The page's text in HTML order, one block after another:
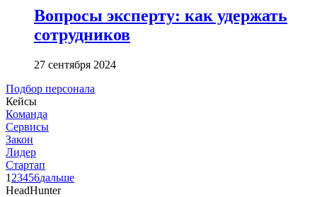
Вопросы эксперту: как удержать
сотрудников
27 сентября 2024
Подбор персонала
Кейсы
Команда
Сервисы
Закон
Лидер
Стартап
1 23456дальше
HeadHunter